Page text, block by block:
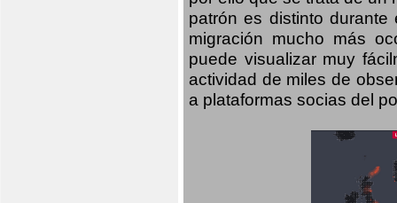
patrón es distinto
migración mucho más
puede visualizar muy
actividad de miles de
a plataformas socias del